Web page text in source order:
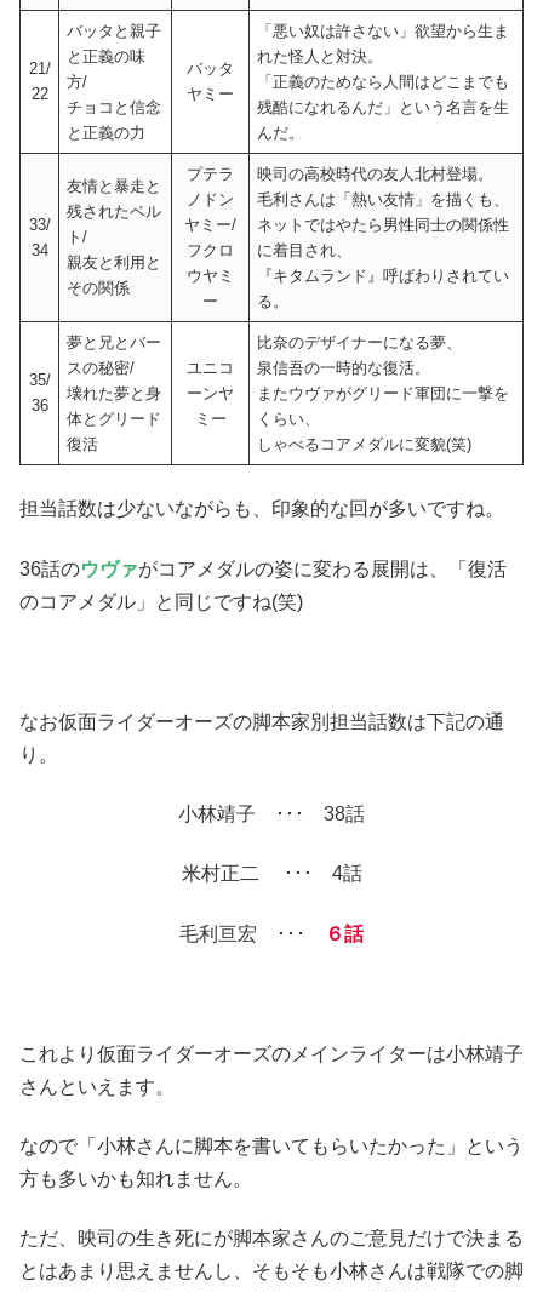
21/
22
バッタと親子
と正義の味
方/
チョコと信念
と正義の力
バッタ
ヤミー
「悪い奴は許さない」欲望から生ま
れた怪人と対決。
「正義のためなら人間はどこまでも
残酷になれるんだ」という名言を生
んだ。
33/
34
友情と暴走と
残されたベル
ト/
親友と利用と
その関係
プテラ
ノドン
ヤミー/
フクロ
ウヤミ
ー
映司の高校時代の友人北村登場。
毛利さんは「熱い友情」を描くも、
ネットではやたら男性同士の関係性
に着目され、
『キタムランド』呼ばわりされてい
る。
35/
36
夢と兄とバー
スの秘密/
壊れた夢と身
体とグリード
復活
ユニコ
ーンヤ
ミー
比奈のデザイナーになる夢、
泉信吾の一時的な復活。
またウヴァがグリード軍団に一撃を
くらい、
しゃべるコアメダルに変貌(笑)
担当話数は少ないながらも、印象的な回が多いですね。
36話のウヴァがコアメダルの姿に変わる展開は、「復活
のコアメダル」と同じですね(笑)
なお仮面ライダーオーズの脚本家別担当話数は下記の通
り。
小林靖子 ･･･ 38話
米村正二 ･･･ 4話
毛利亘宏 ･･･ ６話
これより仮面ライダーオーズのメインライターは小林靖子
さんといえます。
なので「小林さんに脚本を書いてもらいたかった」という
方も多いかも知れません。
ただ、映司の生き死にが脚本家さんのご意見だけで決まる
とはあまり思えませんし、そもそも小林さんは戦隊での脚